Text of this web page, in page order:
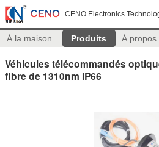
CENO Electronics
À la maison Produits À propos
Véhicules télécommandés
fibre de 1310nm IP66